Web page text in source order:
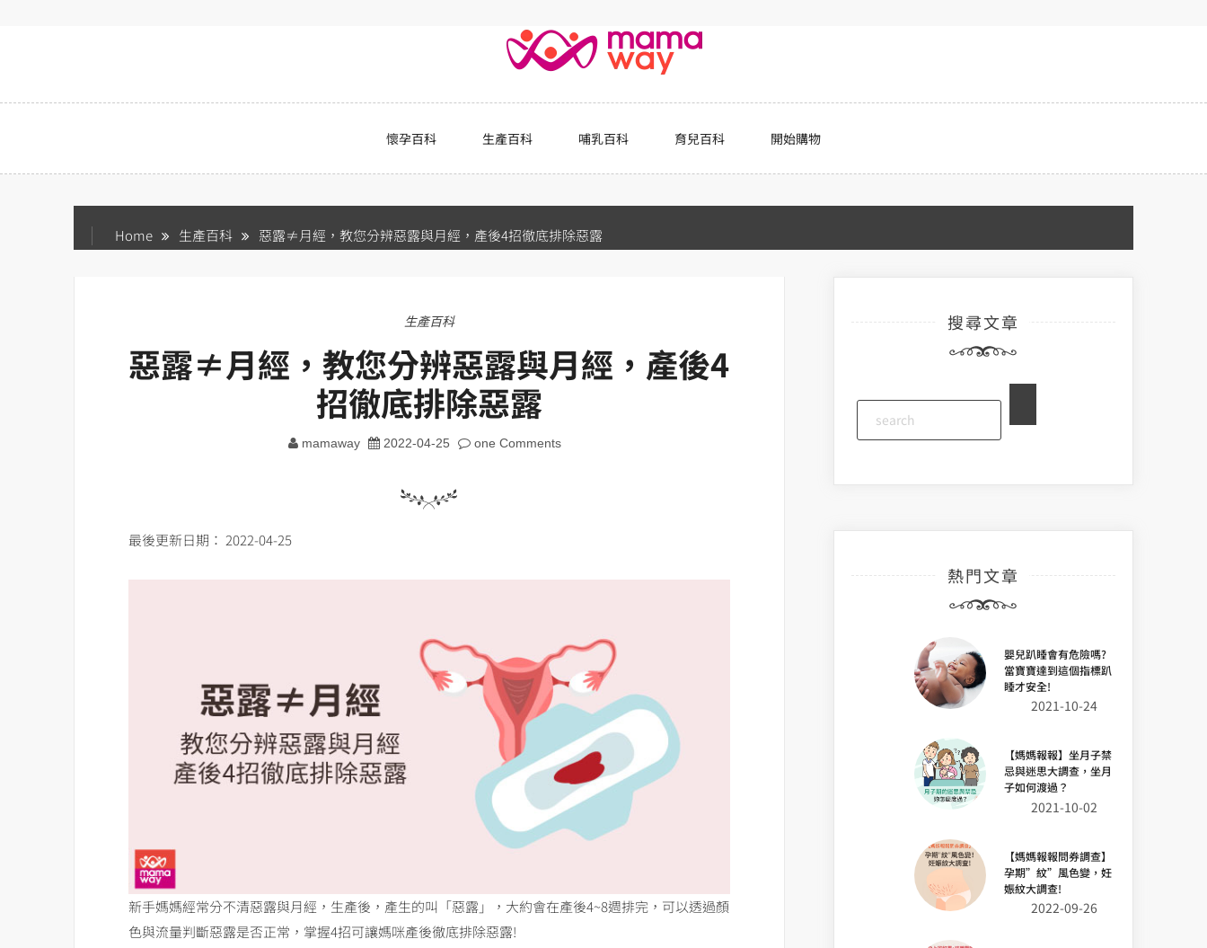
懷孕百科 生產百科 哺乳百科 育兒百科 開始購物
Home 生產百科 惡露≠月經，教您分辨惡露與月經，產後4招徹底排除惡露
生產百科
惡露≠月經，教您分辨惡露與月經，產後4
招徹底排除惡露
mamaway 2022-04-25 one Comments
最後更新日期： 2022-04-25
新手媽媽經常分不清惡露與月經，生產後，產生的叫「惡露」，大約會在產後4~8週排完，可以透過顏
色與流量判斷惡露是否正常，掌握4招可讓媽咪產後徹底排除惡露!
搜尋文章
熱門文章
嬰兒趴睡會有危險嗎?
當寶寶達到這個指標趴
睡才安全!
2021-10-24
【媽媽報報】坐月子禁
忌與迷思大調查，坐月
子如何渡過？
2021-10-02
【媽媽報報問券調查】
孕期”紋”風色變，妊
娠紋大調查!
2022-09-26